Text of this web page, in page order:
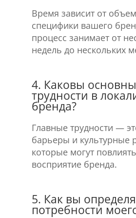
Время зависит от
специфики вашего
процесс занимает от
недель до нескольких
4. Каковы
трудности в
бренда?
Главные трудности —
барьеры и культурные
которые могут
восприятие бренда.
5. Как вы
потребности